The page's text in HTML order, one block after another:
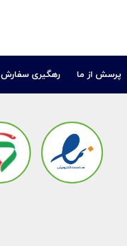
پرسش از ما رهگیری سفارش